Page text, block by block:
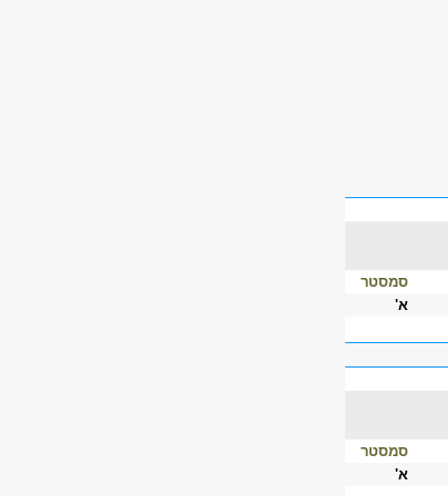
סמסטר
א'
סמסטר
א'